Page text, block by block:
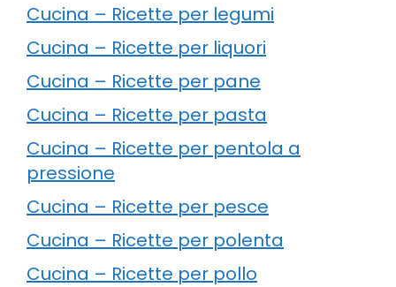
Cucina – Ricette per legumi
Cucina – Ricette per liquori
Cucina – Ricette per pane
Cucina – Ricette per pasta
Cucina – Ricette per pentola a
pressione
Cucina – Ricette per pesce
Cucina – Ricette per polenta
Cucina – Ricette per pollo